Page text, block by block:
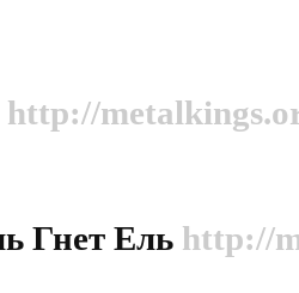
http://
Гнет Ель http://